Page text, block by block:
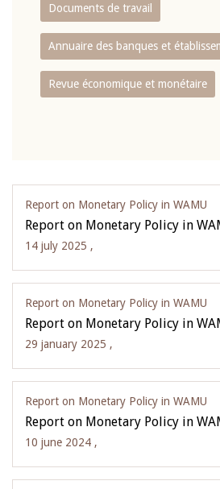
Documents de travail
Annuaire des banques et
Revue économique et monétaire
Report on Monetary Policy in WAMU
Report on Monetary Policy in
14 july 2025 ,
Report on Monetary Policy in WAMU
Report on Monetary Policy in
29 january 2025 ,
Report on Monetary Policy in WAMU
Report on Monetary Policy in
10 june 2024 ,